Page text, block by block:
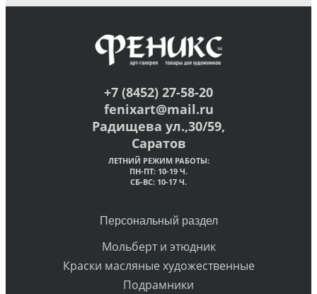
+7 (8452) 27-58-20
fenixart@mail.ru
Радищева ул.,30/59,
Саратов
ЛЕТНИЙ РЕЖИМ РАБОТЫ:
ПН-ПТ: 10-19 Ч.
СБ-ВС: 10-17 Ч.
Персональный раздел
Мольберт и этюдник
Краски масляные художественные
Подрамники